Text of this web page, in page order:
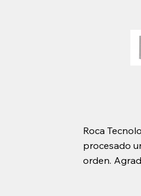
Roca
procesado
orden.